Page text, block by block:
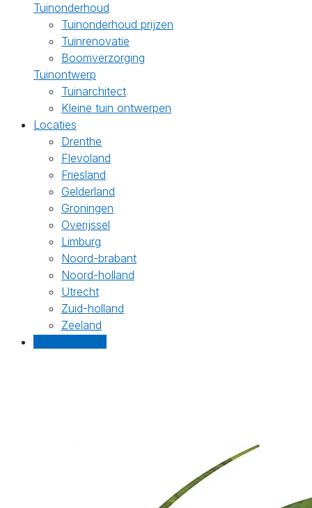
Tuinonderhoud
Tuinonderhoud prijzen
Tuinrenovatie
Boomverzorging
Tuinontwerp
Tuinarchitect
Kleine tuin ontwerpen
Locaties
Drenthe
Flevoland
Friesland
Gelderland
Groningen
Overijssel
Limburg
Noord-brabant
Noord-holland
Utrecht
Zuid-holland
Zeeland